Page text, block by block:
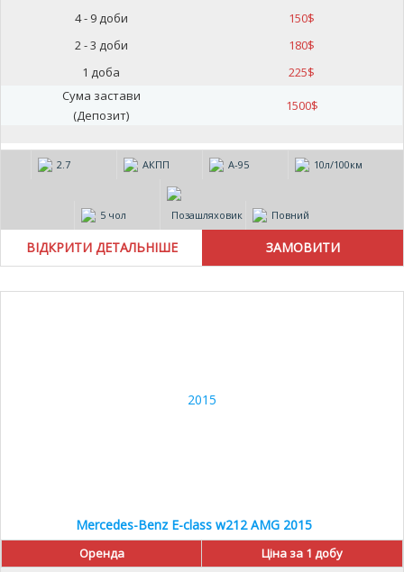
4 - 9 доби
150$
2 - 3 доби
180$
1 доба
225$
Сума застави
(Депозит)
1500$
2.7 АКПП А-95 10л/100км
5 чол Позашляховик Повний
ВІДКРИТИ ДЕТАЛЬНІШЕ
Mercedes-Benz E-class w212 AMG 2015
Оренда Ціна за 1 добу